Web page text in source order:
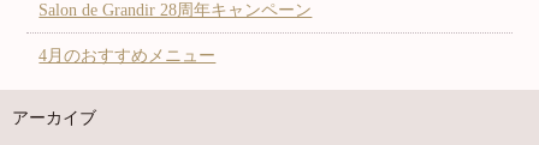
Salon de Grandir 28周年キャンペーン
4月のおすすめメニュー
アーカイブ